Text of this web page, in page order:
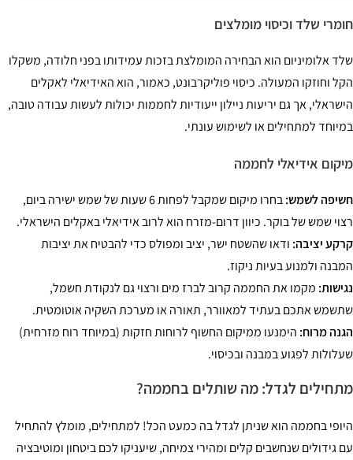
שלד וכיסוי מומלצים
אלומיניום הוא הבחירה המומלצת בזכות עמידותו בפני חלודה, משקלו
וחוזקו המעולה. כיסוי פוליקרבונט, כאמור, הוא האידיאלי לאקלים
אך גם יריעות ניילון ייעודיות לחממות יכולות לעשות עבודה טובה,
למתחילים או לשימוש עונתי.
אידיאלי לחממה
לשמש:
בחרו מיקום שמקבל לפחות 6 שעות של שמש ישירה ביום,
שמש של בוקר. כיוון דרום-מזרח הוא לרוב אידיאלי באקלים הישראלי.
יציבה:ודאו שהשטח ישר, יציב ומפולס כדי להבטיח את יציבות
ולמנוע בעיות ניקוז.
מקמו את החממה קרוב לברז מים ורצוי גם לנקודת חשמל,
אתכם בעתיד למאוורר, תאורה או מערכת השקיה אוטומטית.
מרוח:הימנעו ממיקום החשוף לרוחות חזקות (במיוחד רוח מזרחית)
לפגוע במבנה ובכיסוי.
לגדל: מה שותלים בחממה?
בחממה הוא שניתן לגדל בה כמעט הכל! למתחילים, מומלץ להתחיל
גידולים שנחשבים קלים ומהירי צמיחה, שיעניקו לכם ביטחון ומוטיבציה